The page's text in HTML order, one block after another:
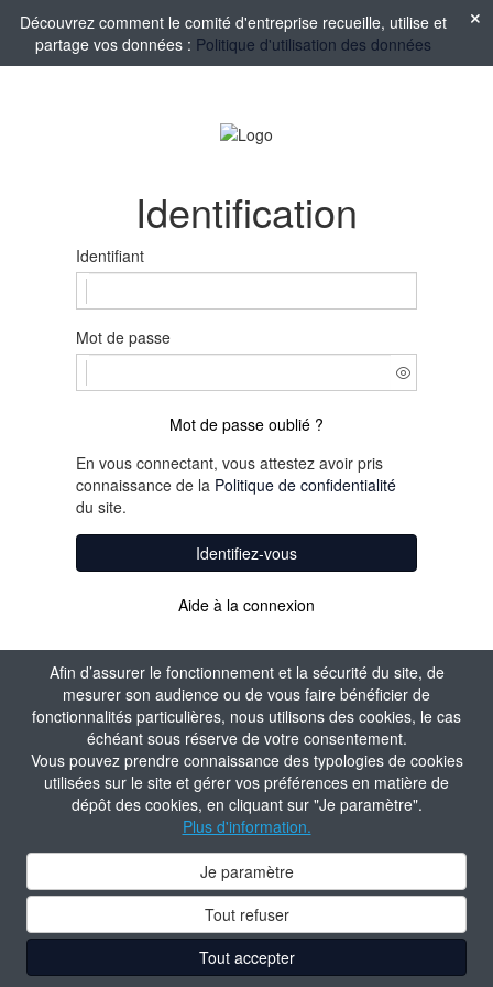
Afin d’assurer le fonctionnement et la sécurité du site, de
mesurer son audience ou de vous faire bénéficier de
fonctionnalités particulières, nous utilisons des cookies, le cas
échéant sous réserve de votre consentement.
Vous pouvez prendre connaissance des typologies de cookies
utilisées sur le site et gérer vos préférences en matière de
dépôt des cookies, en cliquant sur "Je paramètre".
Plus d'information.
Je paramètre
Tout refuser
Tout accepter
Découvrez comment le comité d'entreprise recueille, utilise et
partage vos données : Politique d'utilisation des données
Identification
Identifiant
Mot de passe
Mot de passe oublié ?
En vous connectant, vous attestez avoir pris
connaissance de la Politique de confidentialité
du site.
Identifiez-vous
Aide à la connexion